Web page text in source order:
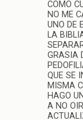
COMO
NO ME
UNO DE
LA
GRASIA
QUE SE
MISMA
HAGO
A NO